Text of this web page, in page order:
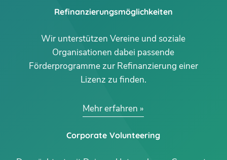
Refinanzierungsmöglichkeiten
Wir unterstützen Vereine und soziale
Organisationen dabei passende
Förderprogramme zur Refinanzierung einer
Lizenz zu finden.
Mehr erfahren
Corporate Volunteering